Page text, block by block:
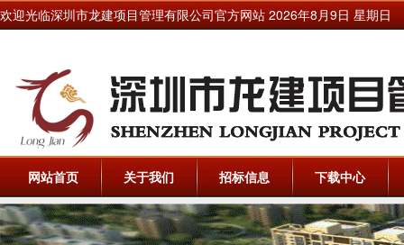
欢迎光临深圳市龙建项目管理有限公司官方网站 2026年8月9日 星期日
网站首页 关于我们 招标信息 下载中心